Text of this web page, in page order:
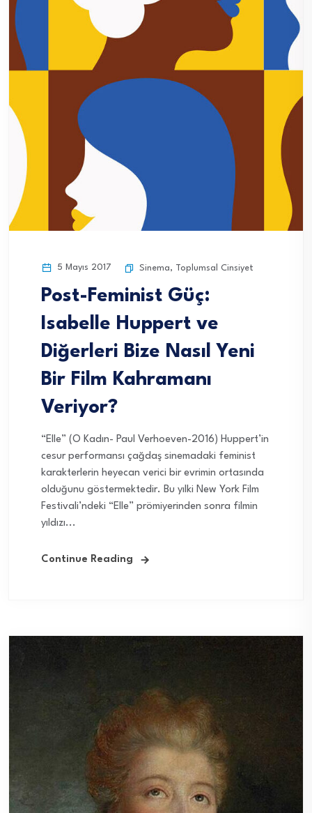
5 Mayıs 2017 Sinema, Toplumsal Cinsiyet
Post-Feminist Güç:
Isabelle Huppert ve
Diğerleri Bize Nasıl Yeni
Bir Film Kahramanı
Veriyor?
“Elle” (O Kadın- Paul Verhoeven-2016) Huppert’in
cesur performansı çağdaş sinemadaki feminist
karakterlerin heyecan verici bir evrimin ortasında
olduğunu göstermektedir. Bu yılki New York Film
Festivali’ndeki “Elle” prömiyerinden sonra filmin
yıldızı...
Continue Reading